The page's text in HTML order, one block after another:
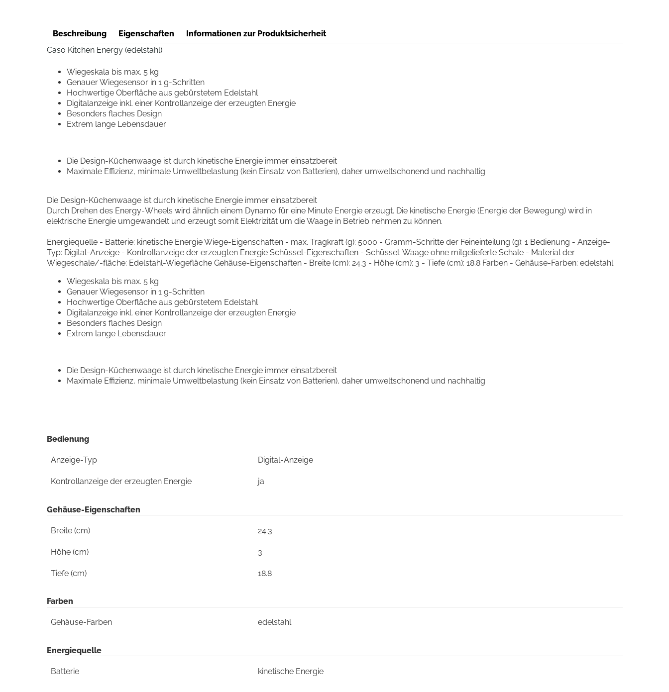
Beschreibung Eigenschaften
Informationen zur Produktsicherheit
Caso Kitchen Energy (edelstahl)
Wiegeskala bis max. 5 kg
Genauer Wiegesensor in 1 g-Schritten
Hochwertige Oberfläche aus gebürstetem Edelstahl
Digitalanzeige inkl. einer Kontrollanzeige der erzeugten Energie
Besonders flaches Design
Extrem lange Lebensdauer
Die Design-Küchenwaage ist durch kinetische Energie immer einsatzbereit
Maximale Effizienz, minimale Umweltbelastung (kein Einsatz von Batterien), daher umweltschonend und nachhaltig
Die Design‐Küchenwaage ist durch kinetische Energie immer einsatzbereit
Durch Drehen des Energy‐Wheels wird ähnlich einem Dynamo für eine Minute Energie erzeugt. Die kinetische Energie (Energie der Bewegung) wird in
elektrische Energie umgewandelt und erzeugt somit Elektrizität um die Waage in Betrieb nehmen zu können.
Energiequelle - Batterie: kinetische Energie Wiege-Eigenschaften - max. Tragkraft (g): 5000 - Gramm-Schritte der Feineinteilung (g): 1 Bedienung - Anzeige-
Typ: Digital-Anzeige - Kontrollanzeige der erzeugten Energie Schüssel-Eigenschaften - Schüssel: Waage ohne mitgelieferte Schale - Material der
Wiegeschale/-fläche: Edelstahl-Wiegefläche Gehäuse-Eigenschaften - Breite (cm): 24.3 - Höhe (cm): 3 - Tiefe (cm): 18.8 Farben - Gehäuse-Farben: edelstahl
Wiegeskala bis max. 5 kg
Genauer Wiegesensor in 1 g-Schritten
Hochwertige Oberfläche aus gebürstetem Edelstahl
Digitalanzeige inkl. einer Kontrollanzeige der erzeugten Energie
Besonders flaches Design
Extrem lange Lebensdauer
Die Design-Küchenwaage ist durch kinetische Energie immer einsatzbereit
Maximale Effizienz, minimale Umweltbelastung (kein Einsatz von Batterien), daher umweltschonend und nachhaltig
Bedienung
Anzeige-Typ Digital-Anzeige
Kontrollanzeige der erzeugten Energie ja
Gehäuse-Eigenschaften
Breite (cm) 24.3
Höhe (cm) 3
Tiefe (cm) 18.8
Farben
Gehäuse-Farben edelstahl
Energiequelle
Batterie kinetische Energie